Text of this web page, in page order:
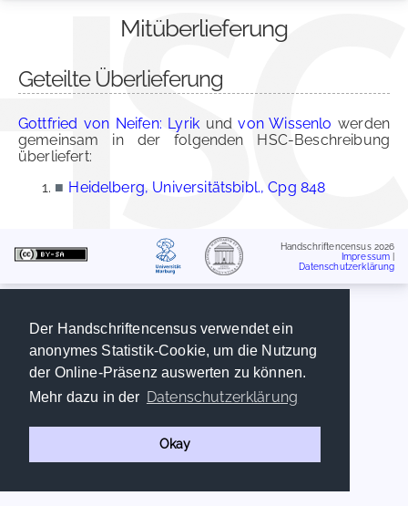
Der Handschriftencensus verwendet ein
anonymes Statistik-Cookie, um die Nutzung
der Online-Präsenz auswerten zu können.
Mehr dazu in der Datenschutzerklärung
Okay
Mitüberlieferung
Geteilte Überlieferung
Gottfried von Neifen: Lyrik undvon Wissenlo werden
gemeinsam in der folgenden HSC-Beschreibung
überliefert:
■ Heidelberg, Universitätsbibl., Cpg 848
Handschriftencensus 2026
Impressum
Datenschutzerklärung